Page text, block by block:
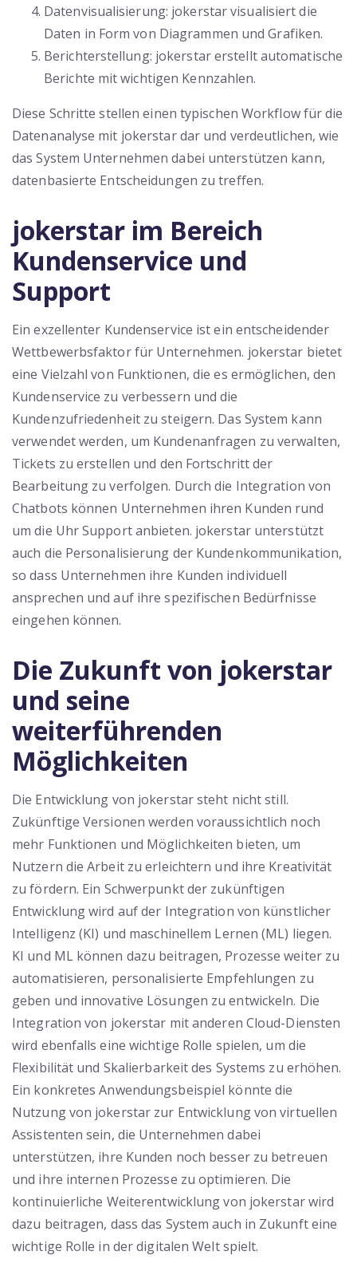
Datenvisualisierung: jokerstar visualisiert die
Daten in Form von Diagrammen und Grafiken.
Berichterstellung: jokerstar erstellt automatische
Berichte mit wichtigen Kennzahlen.
Diese Schritte stellen einen typischen Workflow für die
Datenanalyse mit jokerstar dar und verdeutlichen, wie
das System Unternehmen dabei unterstützen kann,
datenbasierte Entscheidungen zu treffen.
jokerstar im Bereich
Kundenservice und
Support
Ein exzellenter Kundenservice ist ein entscheidender
Wettbewerbsfaktor für Unternehmen. jokerstar bietet
eine Vielzahl von Funktionen, die es ermöglichen, den
Kundenservice zu verbessern und die
Kundenzufriedenheit zu steigern. Das System kann
verwendet werden, um Kundenanfragen zu verwalten,
Tickets zu erstellen und den Fortschritt der
Bearbeitung zu verfolgen. Durch die Integration von
Chatbots können Unternehmen ihren Kunden rund
um die Uhr Support anbieten. jokerstar unterstützt
auch die Personalisierung der Kundenkommunikation,
so dass Unternehmen ihre Kunden individuell
ansprechen und auf ihre spezifischen Bedürfnisse
eingehen können.
Die Zukunft von jokerstar
und seine
weiterführenden
Möglichkeiten
Die Entwicklung von jokerstar steht nicht still.
Zukünftige Versionen werden voraussichtlich noch
mehr Funktionen und Möglichkeiten bieten, um
Nutzern die Arbeit zu erleichtern und ihre Kreativität
zu fördern. Ein Schwerpunkt der zukünftigen
Entwicklung wird auf der Integration von künstlicher
Intelligenz (KI) und maschinellem Lernen (ML) liegen.
KI und ML können dazu beitragen, Prozesse weiter zu
automatisieren, personalisierte Empfehlungen zu
geben und innovative Lösungen zu entwickeln. Die
Integration von jokerstar mit anderen Cloud-Diensten
wird ebenfalls eine wichtige Rolle spielen, um die
Flexibilität und Skalierbarkeit des Systems zu erhöhen.
Ein konkretes Anwendungsbeispiel könnte die
Nutzung von jokerstar zur Entwicklung von virtuellen
Assistenten sein, die Unternehmen dabei
unterstützen, ihre Kunden noch besser zu betreuen
und ihre internen Prozesse zu optimieren. Die
kontinuierliche Weiterentwicklung von jokerstar wird
dazu beitragen, dass das System auch in Zukunft eine
wichtige Rolle in der digitalen Welt spielt.